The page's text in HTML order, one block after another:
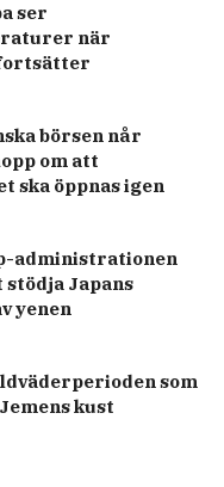
ser
när
börsen når
om att
ska öppnas igen
administrationen
Japans
yenen
som
kust